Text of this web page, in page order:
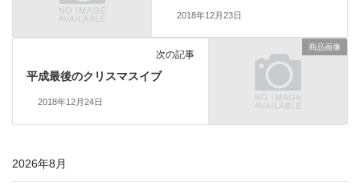
2018年12月23日
商品画像
次の記事
平成最後のクリスマスイブ
2018年12月24日
2026年8月